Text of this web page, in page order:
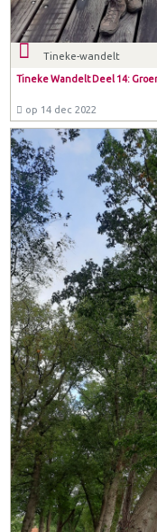
Tineke-wandelt
Tineke Wandelt Deel 14:
op 14 dec 2022